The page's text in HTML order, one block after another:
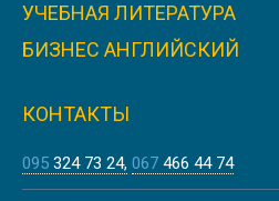
ILLINOIS STATE
УЧЕБНАЯ ЛИТЕРАТУРА
БИЗНЕС АНГЛИЙСКИЙ
КОНТАКТЫ
095 324 73 24 067 466 44 74